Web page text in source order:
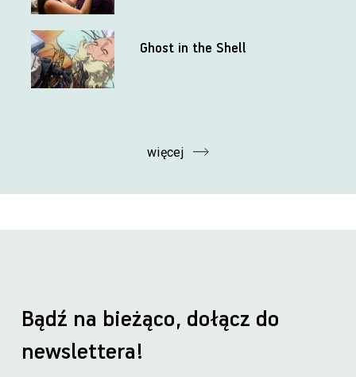
Ghost in the Shell
więcej
Bądź na bieżąco, dołącz do
newslettera!